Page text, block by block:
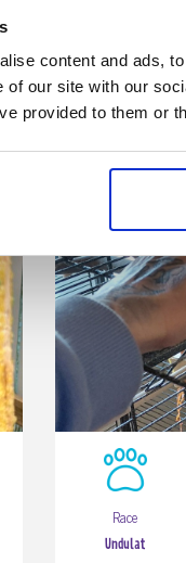
content and ads,
of our site with our
provided to them or
Race
Undulat